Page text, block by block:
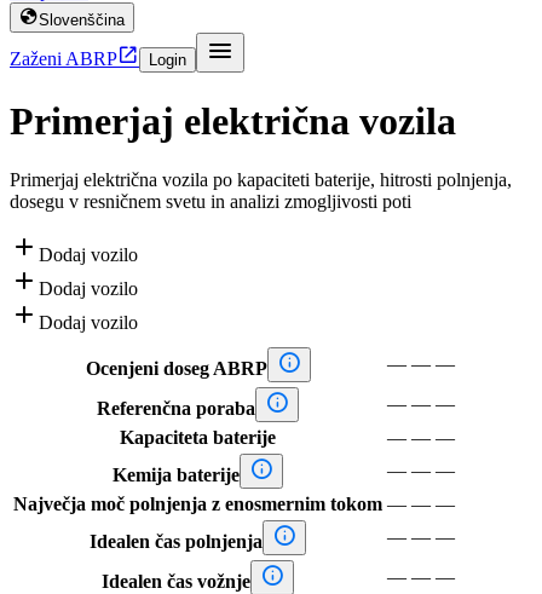
Slovenščina
Zaženi ABRP Login 
Primerjaj električna vozila
Primerjaj električna vozila po kapaciteti baterije, hitrosti polnjenja,
dosegu v resničnem svetu in analizi zmogljivosti poti
 Dodaj vozilo
 Dodaj vozilo
 Dodaj vozilo
Ocenjeni doseg ABRP  — — —
Referenčna poraba  — — —
Kapaciteta baterije
— — —
Kemija baterije  — — —
Največja moč polnjenja z enosmernim tokom — — —
Idealen čas polnjenja
 — — —
Idealen čas vožnje  — — —